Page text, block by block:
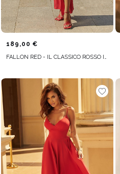
189,00 €
FALLON RED - IL CLASSICO ROSSO IN UN MAXI ABITO